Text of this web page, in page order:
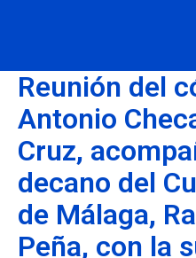
Reunión del
Antonio
Cruz,
decano del
de Málaga,
Peña, con la